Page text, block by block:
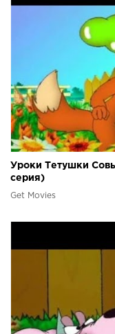
Уроки Тетушки
серия)
Get Movies